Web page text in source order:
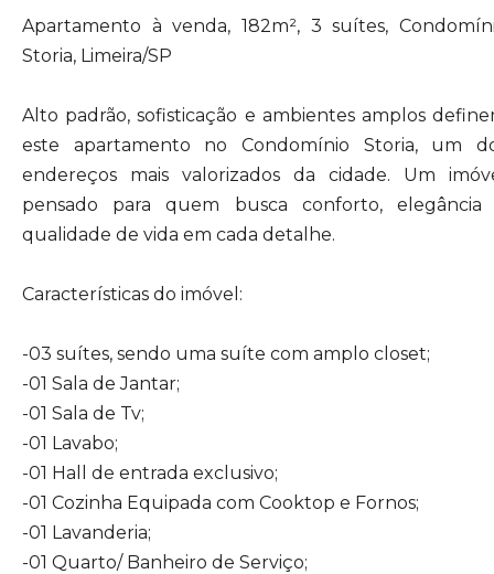
Apartamento à venda, 182m², 3 suítes,
Storia, Limeira/SP
Alto padrão, sofisticação e ambientes amplos
este apartamento no Condomínio Storia, um
endereços mais valorizados da cidade. Um
pensado para quem busca conforto, elegância
qualidade de vida em cada detalhe.
Características do imóvel:
-03 suítes, sendo uma suíte com amplo closet;
-01 Sala de Jantar;
-01 Sala de Tv;
-01 Lavabo;
-01 Hall de entrada exclusivo;
-01 Cozinha Equipada com Cooktop e Fornos;
-01 Lavanderia;
-01 Quarto/ Banheiro de Serviço;